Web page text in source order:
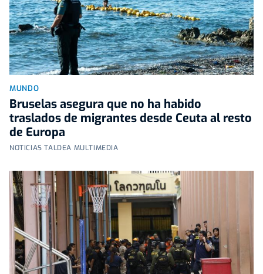
MUNDO
Bruselas asegura que no ha habido
traslados de migrantes desde Ceuta al resto
de Europa
NOTICIAS TALDEA MULTIMEDIA